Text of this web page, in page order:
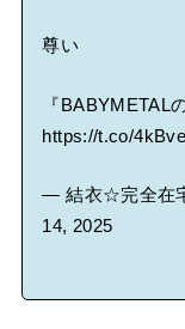
尊い
『BABYMETAL
https://t.co/
— 結衣☆完全在
14, 2025